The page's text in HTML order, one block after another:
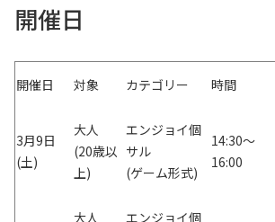
開催日
開催日 対象 カテゴリー 時間
3月9日
(土)
大人
(20歳以
上)
エンジョイ個
サル
(ゲーム形式)
14:30～
16:00
大人
エンジョイ個